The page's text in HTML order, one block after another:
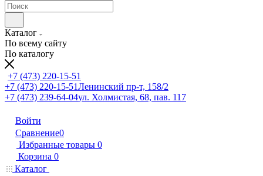
Каталог
По всему сайту
По каталогу
+7 (473) 220-15-51
+7 (473) 220-15-51Ленинский пр-т, 158/2
+7 (473) 239-64-04ул. Холмистая, 68, пав. 117
Войти
Сравнение0
Избранные товары 0
Корзина 0
Каталог